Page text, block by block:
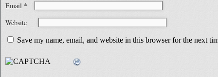
Email *
Website
Save my name, email, and website in this browser for the next